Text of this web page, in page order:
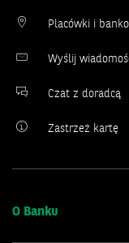
Placówki i
Wyślij
Czat z doradcą
Zastrzeż kartę
O Banku